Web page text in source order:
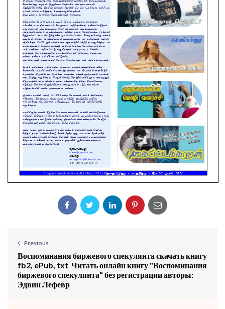
Previous
Воспоминания биржевого спекулянта скачать книгу
fb2, ePub, txt ️ Читать онлайн книгу "Воспоминания
биржевого спекулянта" без регистрации авторы:
Эдвин Лефевр